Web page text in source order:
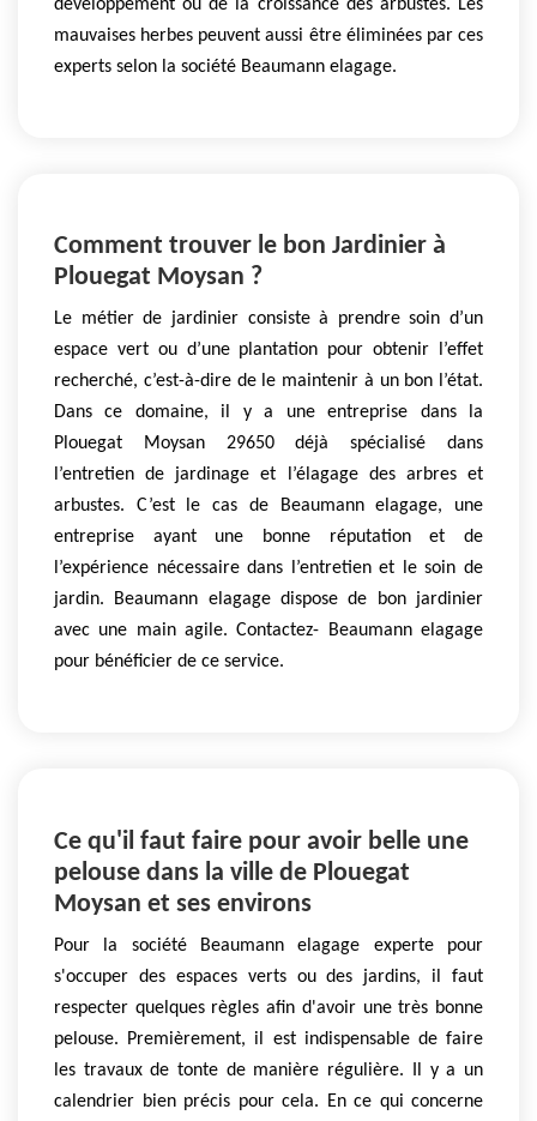
développement ou de la croissance des arbustes. Les
mauvaises herbes peuvent aussi être éliminées par ces
experts selon la société Beaumann elagage.
Comment trouver le bon Jardinier à
Plouegat Moysan ?
Le métier de jardinier consiste à prendre soin d’un
espace vert ou d’une plantation pour obtenir l’effet
recherché, c’est-à-dire de le maintenir à un bon l’état.
Dans ce domaine, il y a une entreprise dans la
Plouegat Moysan 29650 déjà spécialisé dans
l’entretien de jardinage et l’élagage des arbres et
arbustes. C’est le cas de Beaumann elagage, une
entreprise ayant une bonne réputation et de
l’expérience nécessaire dans l’entretien et le soin de
jardin. Beaumann elagage dispose de bon jardinier
avec une main agile. Contactez- Beaumann elagage
pour bénéficier de ce service.
Ce qu'il faut faire pour avoir belle une
pelouse dans la ville de Plouegat
Moysan et ses environs
Pour la société Beaumann elagage experte pour
s'occuper des espaces verts ou des jardins, il faut
respecter quelques règles afin d'avoir une très bonne
pelouse. Premièrement, il est indispensable de faire
les travaux de tonte de manière régulière. Il y a un
calendrier bien précis pour cela. En ce qui concerne